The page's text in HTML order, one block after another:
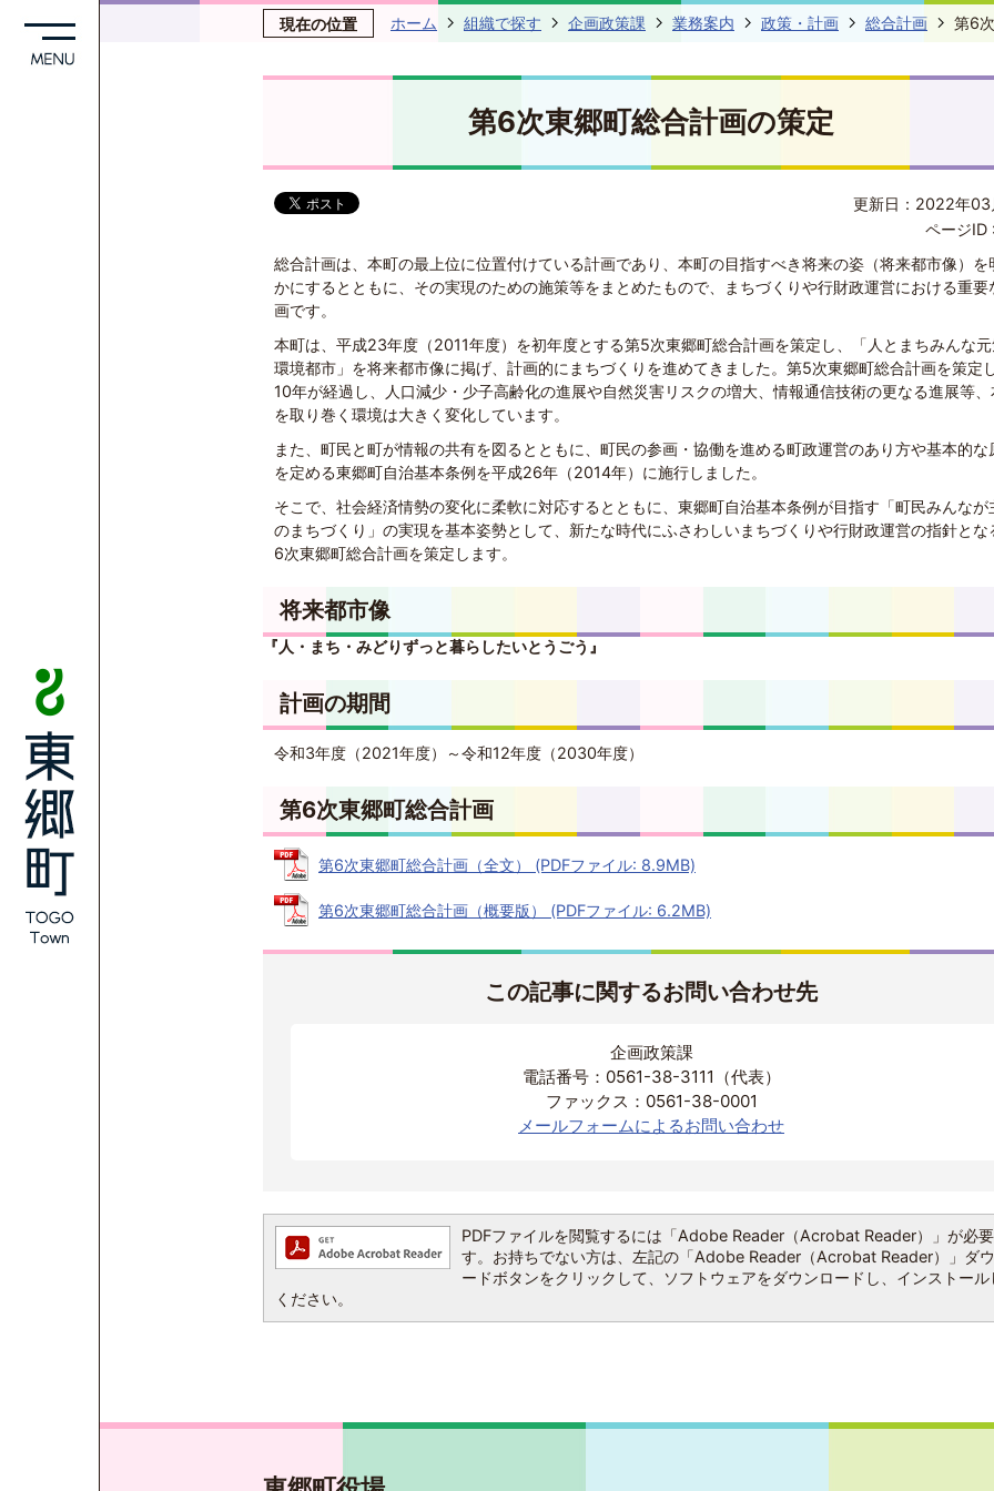
現在の位置 ホーム 組織で探す 企画政策課 業務案内 政策・計画 総合計画 第6
第6次東郷町総合計画の策定
更新日：2022年03
ページID :
総合計画は、本町の最上位に位置付けている計画であり、本町の目指すべき将来の姿（将来都市像）を
かにするとともに、その実現のための施策等をまとめたもので、まちづくりや行財政運営における重要
画です。
本町は、平成23年度（2011年度）を初年度とする第5次東郷町総合計画を策定し、「人とまちみんな元
環境都市」を将来都市像に掲げ、計画的にまちづくりを進めてきました。第5次東郷町総合計画を策定
10年が経過し、人口減少・少子高齢化の進展や自然災害リスクの増大、情報通信技術の更なる進展等
を取り巻く環境は大きく変化しています。
また、町民と町が情報の共有を図るとともに、町民の参画・協働を進める町政運営のあり方や基本的な
を定める東郷町自治基本条例を平成26年（2014年）に施行しました。
そこで、社会経済情勢の変化に柔軟に対応するとともに、東郷町自治基本条例が目指す「町民みんなが
のまちづくり」の実現を基本姿勢として、新たな時代にふさわしいまちづくりや行財政運営の指針とな
6次東郷町総合計画を策定します。
将来都市像
『人・まち・みどりずっと暮らしたいとうごう』
計画の期間
令和3年度（2021年度）～令和12年度（2030年度）
第6次東郷町総合計画
第6次東郷町総合計画（全文） (PDFファイル: 8.9MB)
第6次東郷町総合計画（概要版） (PDFファイル: 6.2MB)
この記事に関するお問い合わせ先
企画政策課
電話番号：0561-38-3111（代表）
ファックス：0561-38-0001
メールフォームによるお問い合わせ
PDFファイルを閲覧するには「Adobe Reader（Acrobat Reader）」が必
す。お持ちでない方は、左記の「Adobe Reader（Acrobat Reader）」ダ
ードボタンをクリックして、ソフトウェアをダウンロードし、インストール
ください。